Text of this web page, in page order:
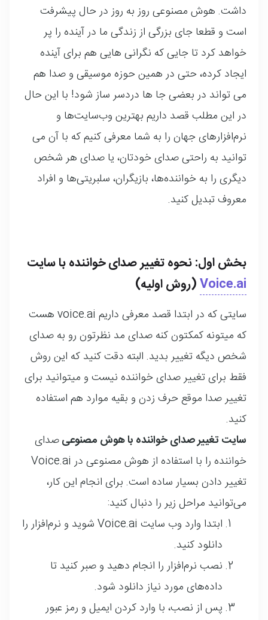
داشت. هوش مصنوعی روز به روز در حال پیشرفت
است و قطعا جای بزرگی از زندگی ما در آینده را پر
خواهد کرد تا جایی که نگرانی هایی هم برای آینده
ایجاد کرده، حتی در همین حوزه موسیقی و صدا هم
می تواند در بعضی جا ها دردسر ساز شود! با این حال
در این مطلب قصد داریم بهترین وب‌سایت‌ها و
نرم‌افزارهای جهان را به شما معرفی کنیم که با آن می
توانید به راحتی صدای خودتان، یا صدای هر شخص
دیگری را به خواننده‌ها، بازیگران، سلبریتی‌ها و افراد
معروف تبدیل کنید.
بخش اول: نحوه تغییر صدای خواننده با سایت
Voice.ai(روش اولیه)
سایتی که در ابتدا قصد معرفی داریم voice.ai هست
که میتونه کمکتون کنه صدای مد نظرتون رو به صدای
شخص دیگه تغییر بدید. البته دقت کنید که این روش
فقط برای تغییر صدای خواننده نیست و میتوانید برای
تغییر صدا موقع حرف زدن و بقیه موارد هم استفاده
کنید.
سایت تغییر صدای خواننده با هوش مصنوعیصدای
خواننده را با استفاده از هوش مصنوعی در Voice.ai
تغییر دادن بسیار ساده است. برای انجام این کار،
می‌توانید مراحل زیر را دنبال کنید:
ابتدا وارد وب سایت Voice.ai شوید و نرم‌افزار را
دانلود کنید.
نصب نرم‌افزار را انجام دهید و صبر کنید تا
داده‌های مورد نیاز دانلود شود.
پس از نصب، با وارد کردن ایمیل و رمز عبور